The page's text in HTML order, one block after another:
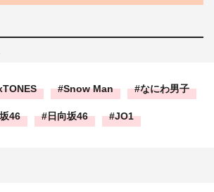
Snow Man なにわ男子
46 日向坂46 JO1